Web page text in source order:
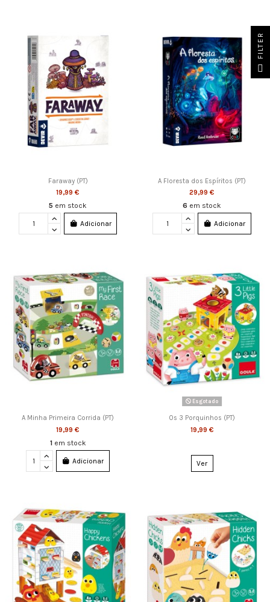
Faraway (PT)
19,99 €
5 em stock
Adicionar
A Floresta dos Espíritos (PT)
29,99 €
6 em stock
Adicionar
A Minha Primeira Corrida (PT)
19,99 €
1 em stock
Adicionar
Esgotado
Os 3 Porquinhos (PT)
19,99 €
Ver
FILTER